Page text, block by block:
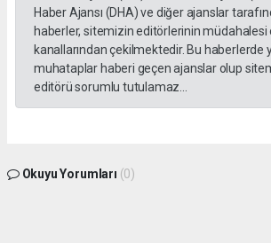
Haber Ajansı (DHA) ve diğer ajanslar
haberler, sitemizin editörlerinin müdahalesi
kanallarından çekilmektedir. Bu haberlerde
muhataplar haberi geçen ajanslar olup
editörü sorumlu tutulamaz...
Okuyu Yorumları (0)